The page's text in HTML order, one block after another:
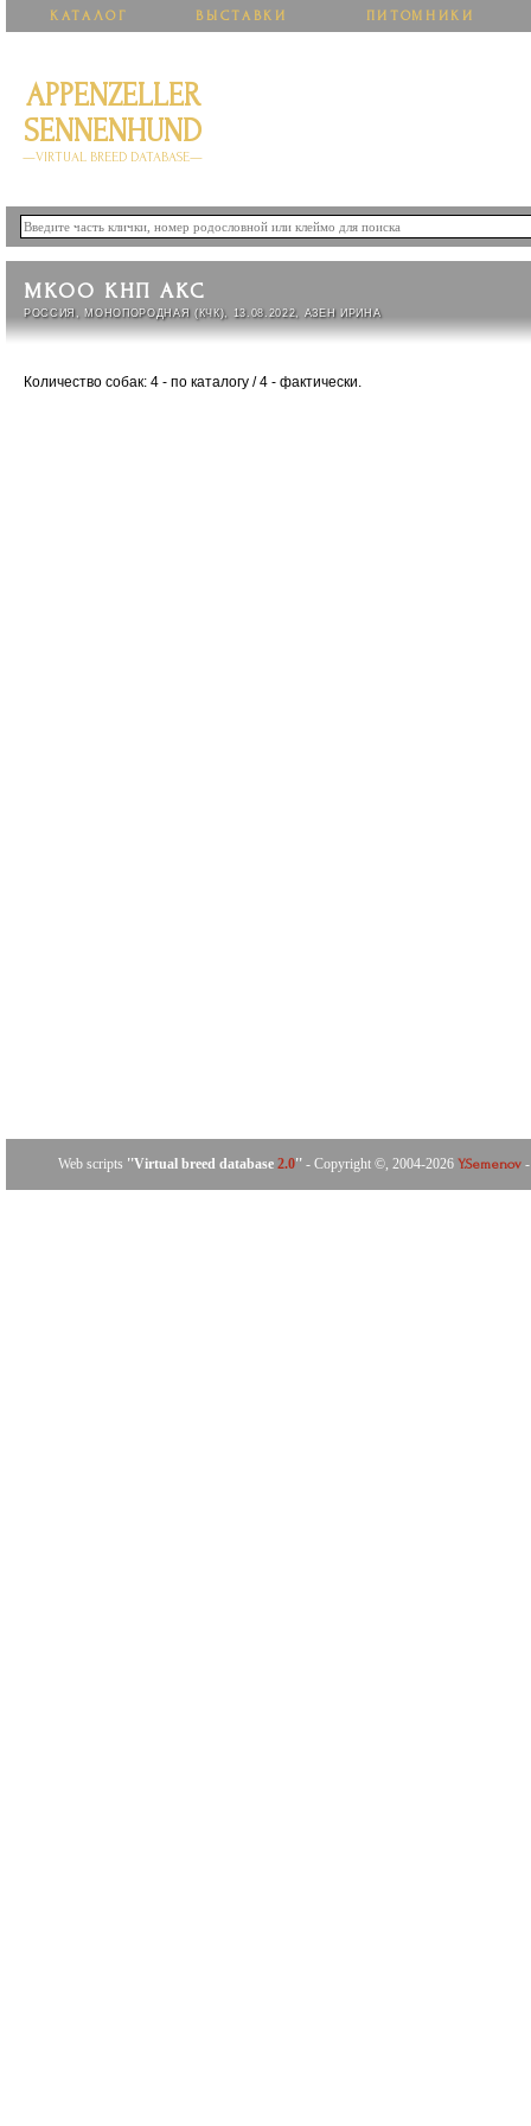
КАТАЛОГ ВЫСТАВКИ ПИТОМНИКИ
APPENZELLER
SENNENHUND
—VIRTUAL BREED DATABASE—
МКОО КНП АКС
РОССИЯ, МОНОПОРОДНАЯ (КЧК), 13.08.2022, АЗЕН ИРИНА
Количество собак: 4 - по каталогу / 4 - фактически.
Web scripts ''Virtual breed database 2.0'' - Copyright ©, 2004-2026 Y.Semenov